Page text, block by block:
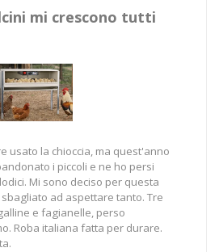
mi crescono tutti
usato la chioccia, ma quest'anno
i piccoli e ne ho persi
Mi sono deciso per questa
sbagliato ad aspettare tanto. Tre
e fagianelle, perso
Roba italiana fatta per durare.